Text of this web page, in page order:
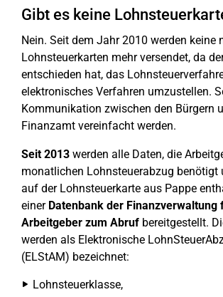
Gibt es keine
Nein. Seit dem Jahr 2010 werden keine
Lohnsteuerkarten mehr versendet, da
entschieden hat, das
elektronisches Verfahren umzustellen.
Kommunikation zwischen den Bürgern
Finanzamt vereinfacht werden.
Seit 2013 werden alle Daten, die
monatlichen Lohnsteuerabzug benötigt
auf der Lohnsteuerkarte aus Pappe
einer Datenbank der Finanzverwaltung
Arbeitgeber zum Abruf bereitgestellt.
werden als Elektronische
(ELStAM) bezeichnet:
Lohnsteuerklasse,